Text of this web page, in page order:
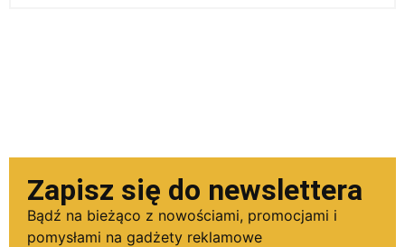
Zapisz się do newslettera
Bądź na bieżąco z nowościami, promocjami i
pomysłami na gadżety reklamowe